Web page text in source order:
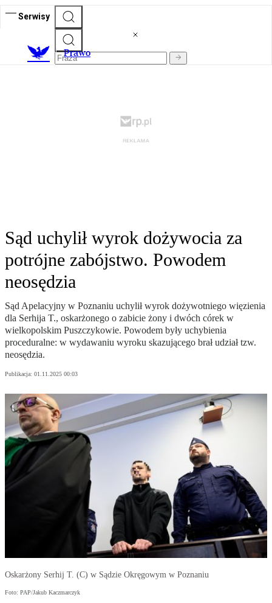
Serwisy
Prawo
Sąd uchylił wyrok dożywocia za
potrójne zabójstwo. Powodem
neosędzia
Sąd Apelacyjny w Poznaniu uchylił wyrok dożywotniego więzienia
dla Serhija T., oskarżonego o zabicie żony i dwóch córek w
wielkopolskim Puszczykowie. Powodem były uchybienia
proceduralne: w wydawaniu wyroku skazującego brał udział tzw.
neosędzia.
Publikacja: 01.11.2025 00:03
Oskarżony Serhij T. (C) w Sądzie Okręgowym w Poznaniu
Foto: PAP/Jakub Kaczmarczyk